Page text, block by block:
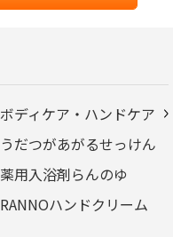
ボディケア・ハンドケア
うだつがあがるせっけん
薬用入浴剤らんのゆ
RANNOハンドクリーム